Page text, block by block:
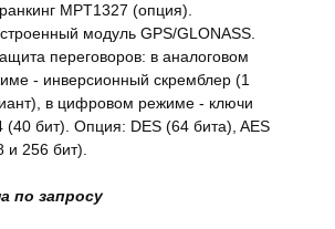
MPT1327 (опция).
модуль GPS/GLONASS.
переговоров: в аналоговом
- инверсионный скремблер (1
в цифровом режиме - ключи
(40 бит). Опция: DES (64 бита), AES
и 256 бит).
по запросу